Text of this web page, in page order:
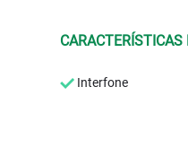
CARACTERÍSTICAS
Interfone